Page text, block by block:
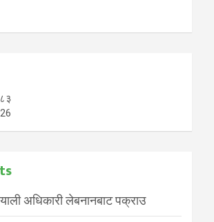
अधिकारी लेबनानबाट पक्राउ